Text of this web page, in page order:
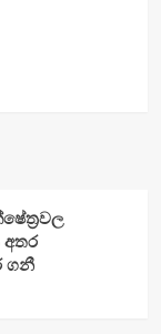
අතර
ගනී